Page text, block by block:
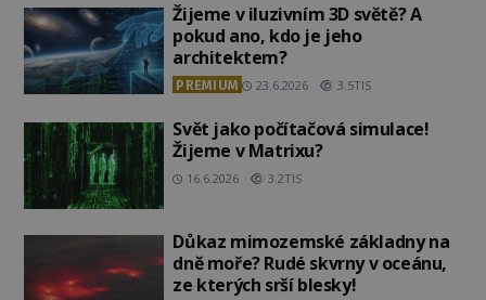
Žijeme v iluzivním 3D světě? A
pokud ano, kdo je jeho
architektem?
PREMIUM 23.6.2026 3.5TIS
Svět jako počítačová simulace!
Žijeme v Matrixu?
16.6.2026 3.2TIS
Důkaz mimozemské základny na
dně moře? Rudé skvrny v oceánu,
ze kterých srší blesky!